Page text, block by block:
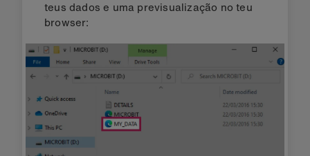
teus dados e uma previsualização no teu
browser: